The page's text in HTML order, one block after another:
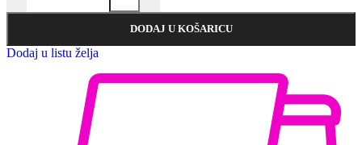
DODAJ U KOŠARICU
Dodaj u listu želja